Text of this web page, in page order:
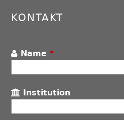
KONTAKT
Name*
Institution